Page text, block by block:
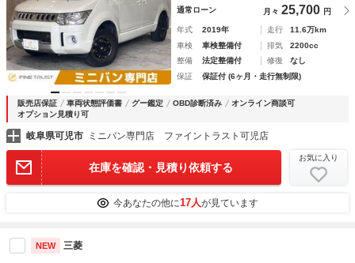
通常ローン 月々 25,700 円
年式 2019年 走行
11.6万km
車検
車検整備付 排気
2200cc
整備
法定整備付 修復
なし
保証
保証付 (6ヶ月・走行無制限)
販売店保証 車両状態評価書 グー鑑定 OBD診断済み
オンライン商談可
オプション見積り可
岐阜県可児市 ミニバン専門店 ファイントラスト可児店
在庫を確認・見積り依頼する
お気に入り
今あなたの他に17人が見ています
NEW 三菱